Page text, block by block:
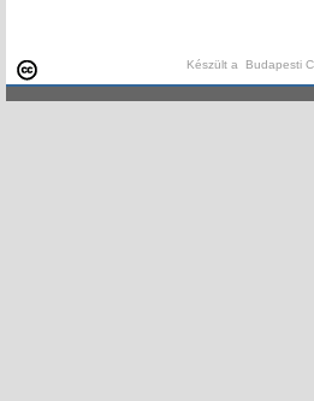
Készült a Budapesti